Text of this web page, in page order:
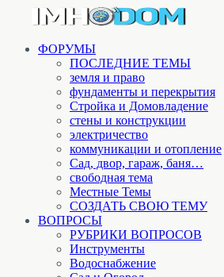
ФОРУМЫ
ПОСЛЕДНИЕ ТЕМЫ
земля и право
фундаменты и перекрытия
Стройка и Домовладение
стены и конструкции
электричество
коммуникации и отопление
Cад, двор, гараж, баня…
свободная тема
Местные Темы
СОЗДАТЬ СВОЮ ТЕМУ
ВОПРОСЫ
РУБРИКИ ВОПРОСОВ
Инструменты
Водоснабжение